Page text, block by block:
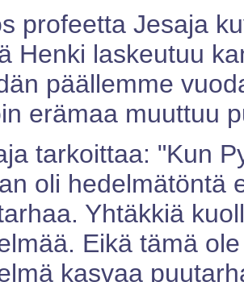
profeetta Jesaja
Henki laskeutuu
päällemme
erämaa muuttuu
tarkoittaa: "Kun
oli hedelmätöntä
Yhtäkkiä
Eikä tämä
kasvaa